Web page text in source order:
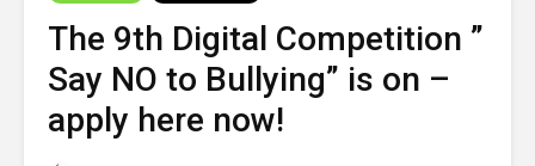
The 9th Digital Competition ”
Say NO to Bullying” is on –
apply here now!